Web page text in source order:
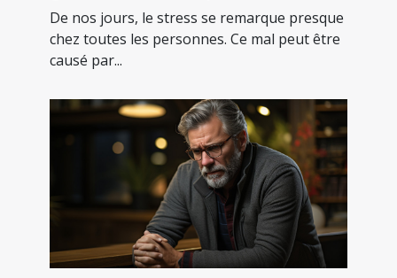
De nos jours, le stress se remarque presque
chez toutes les personnes. Ce mal peut être
causé par...